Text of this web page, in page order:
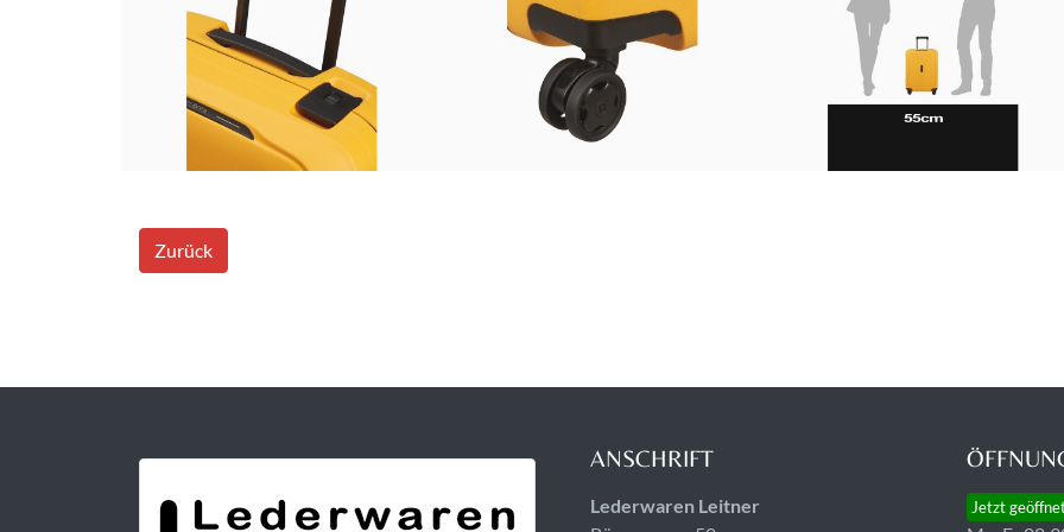
Zurück
ANSCHRIFT
Lederwaren Leitner
Jetzt